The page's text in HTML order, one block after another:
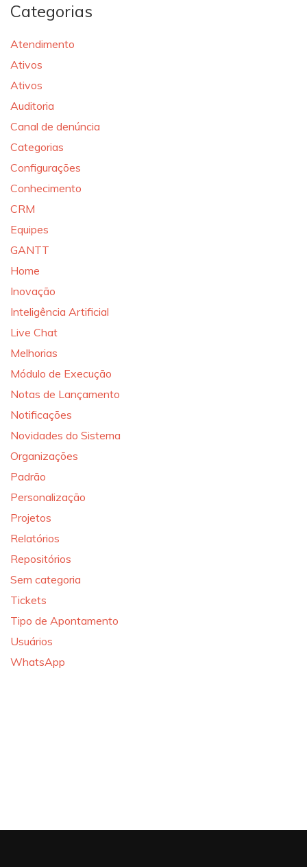
Categorias
Atendimento
Ativos
Ativos
Auditoria
Canal de denúncia
Categorias
Configurações
Conhecimento
CRM
Equipes
GANTT
Home
Inovação
Inteligência Artificial
Live Chat
Melhorias
Módulo de Execução
Notas de Lançamento
Notificações
Novidades do Sistema
Organizações
Padrão
Personalização
Projetos
Relatórios
Repositórios
Sem categoria
Tickets
Tipo de Apontamento
Usuários
WhatsApp